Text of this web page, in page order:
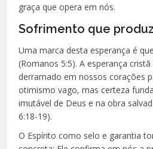
graça que opera em nós.
Sofrimento que
Uma marca desta esperança é
(Romanos 5:5). A esperança
derramado em nossos corações
otimismo vago, mas certeza
imutável de Deus e na obra
6:18-19).
O Espírito como selo e garantia